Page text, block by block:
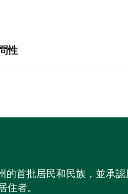
性
首批居民和民族，並承
住者。